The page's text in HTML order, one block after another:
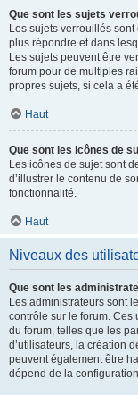
Que sont les sujets
Les sujets verrouillés
plus répondre et dans
Les sujets peuvent être
forum pour de multiples
propres sujets, si cela a
Haut
Que sont les icônes de
Les icônes de sujet sont
d’illustrer le contenu de
fonctionnalité.
Haut
Niveaux des
Que sont les
Les administrateurs sont
contrôle sur le forum. Ces
du forum, telles que les
d’utilisateurs, la création
peuvent également être
dépend de la